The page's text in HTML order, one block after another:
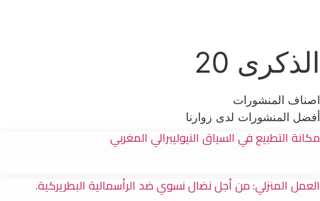
الذكرى 20
اصناف المنشورات
أفضل المنشورات لدى زوارنا
مكانة التطبيع في السياق النيوليبرالي المغربي
العمل المنزلي: من أجل نضال نسوي ضد الرأسمالية البطريركية.